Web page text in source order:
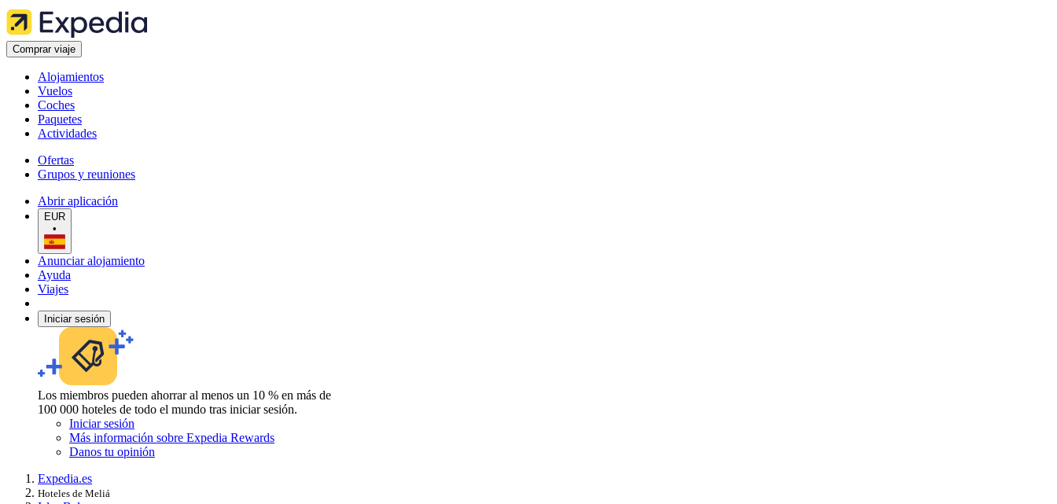
Comprar viaje
Alojamientos
Vuelos
Coches
Paquetes
Actividades
Ofertas
Grupos y reuniones
Abrir aplicación
EUR
•
Anunciar alojamiento
Ayuda
Viajes
Iniciar sesión
Los miembros pueden ahorrar al menos un 10 % en más de
100 000 hoteles de todo el mundo tras iniciar sesión.
Iniciar sesión
Más información sobre Expedia Rewards
Danos tu opinión
Expedia.es
Hoteles de Meliá